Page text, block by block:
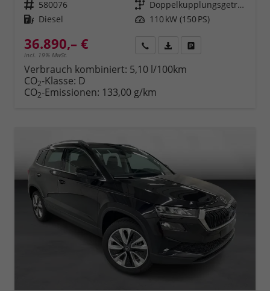
Fahrzeugnr. 580076 Getriebe
Doppelkupplungsgetriebe (DSG)
Kraftstoff Diesel Leistung 110 kW (150 PS)
36.890,– €
incl. 19% MwSt.
Rückruf PDF-Datei, Fahrzeugexposé
Verbrauch kombiniert: 5,10 l/100km
CO2-Klasse: D
CO2-Emissionen: 133,00 g/km